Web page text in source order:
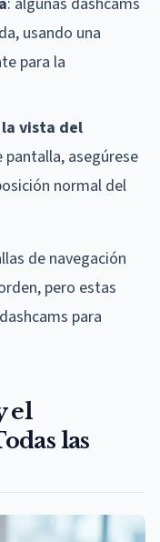
usando una
para la
vista del
pantalla, asegúrese
normal del
de navegación
pero estas
para
el
las